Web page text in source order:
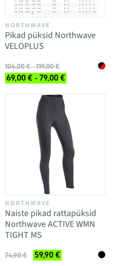
NORTHWAVE
Pikad püksid Northwave
VELOPLUS
104,00 € - 119,00 €
69,00 € - 79,00 €
NORTHWAVE
Naiste pikad rattapüksid
Northwave ACTIVE WMN
TIGHT MS
74,90 € 59,90 €